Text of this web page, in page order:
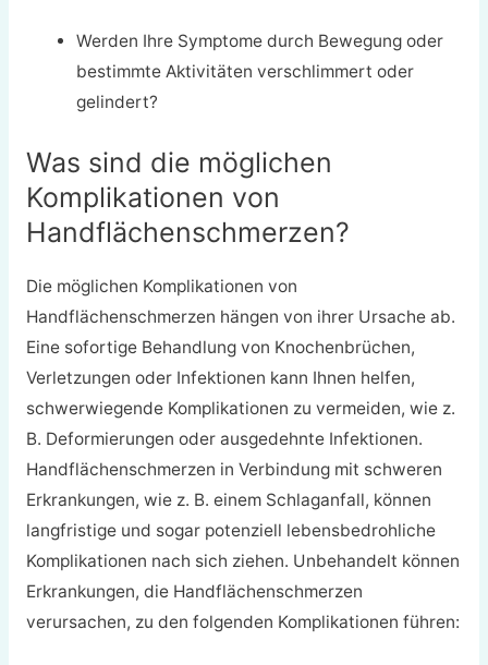
Werden Ihre Symptome durch Bewegung oder
bestimmte Aktivitäten verschlimmert oder
gelindert?
Was sind die möglichen
Komplikationen von
Handflächenschmerzen?
Die möglichen Komplikationen von
Handflächenschmerzen hängen von ihrer Ursache ab.
Eine sofortige Behandlung von Knochenbrüchen,
Verletzungen oder Infektionen kann Ihnen helfen,
schwerwiegende Komplikationen zu vermeiden, wie z.
B. Deformierungen oder ausgedehnte Infektionen.
Handflächenschmerzen in Verbindung mit schweren
Erkrankungen, wie z. B. einem Schlaganfall, können
langfristige und sogar potenziell lebensbedrohliche
Komplikationen nach sich ziehen. Unbehandelt können
Erkrankungen, die Handflächenschmerzen
verursachen, zu den folgenden Komplikationen führen: